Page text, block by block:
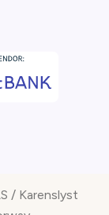
/ Karenslyst